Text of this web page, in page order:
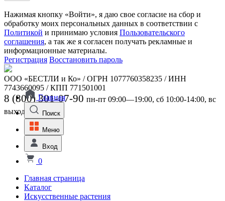
Нажимая кнопку «Войти», я даю свое согласие на сбор и
обработку моих персональных данных в соответствии с
Политикой и принимаю условия Пользовательского
соглашения, а так же я согласен получать рекламные и
информационные материалы.
Регистрация Восстановить пароль
ООО «БЕСТЛИ и Ко» / ОГРН 1077760358235 / ИНН
7743660095 / КПП 771501001
8 (800) 301-07-90 пн-пт 09:00—19:00, сб 10:00-14:00, вс
выходной
Главная
Поиск
Меню
Вход
0
Главная страница
Каталог
Искусственные растения